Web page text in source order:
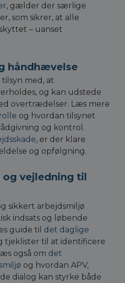
, gælder der særlige
som sikrer, at alle
– uanset
håndhævelse
med, at
og kan udstede
overtrædelser. Læs mere
og hvordan tilsynet
og kontrol.
, er der klare
og opfølgning.
og vejledning til
sikkert arbejdsmiljø
indsats og løbende
guide til det daglige
tjeklister til at identificere
også om det
og hvordan APV,
dialog kan styrke både